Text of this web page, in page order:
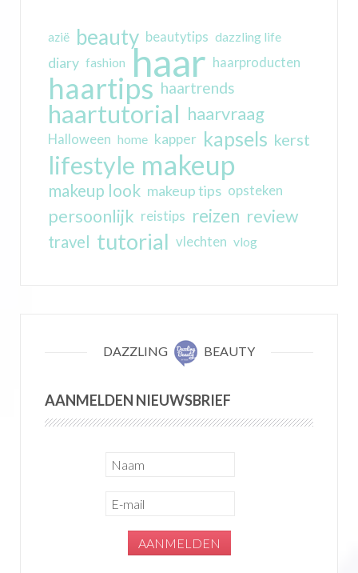
azië beauty beautytips dazzling life
diary fashion haar haarproducten
haartips haartrends
haartutorial haarvraag
Halloween home kapper kapsels kerst
lifestyle makeup
makeup look makeup tips opsteken
persoonlijk reistips reizen review
travel tutorial vlechten vlog
DAZZLING BEAUTY
AANMELDEN NIEUWSBRIEF